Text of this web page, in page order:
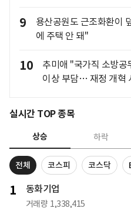
9
용산공원도 근조화환이
에 주택 안 돼"
10
추미애 "국가직 소방공
이상 부담… 재정 개혁
실시간 TOP 종목
상승 하락
전체 코스피 코스닥
1 동화기업
거래량 1,338,415